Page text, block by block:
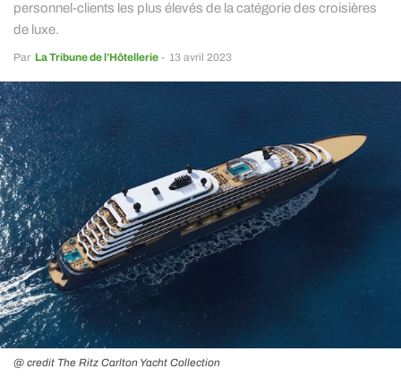
personnel-clients les plus élevés de la catégorie des croisières
de luxe.
Par La Tribune de l’Hôtellerie - 13 avril 2023
@ credit The Ritz Carlton Yacht Collection